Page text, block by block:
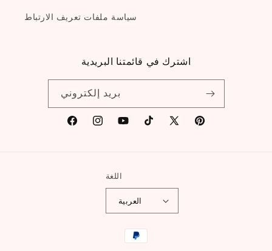
سياسة ملفات تعريف الارتباط
اشترك في قائمتنا البريدية
بريد إلكتروني
فيسبوكإنستغراميوتيوب
تيك
X
بينترست
اللغة
العربية
طرق